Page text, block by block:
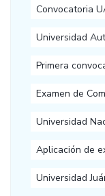
Convocatoria
Universidad
Primera
Examen de
Universidad
Aplicación de
Universidad